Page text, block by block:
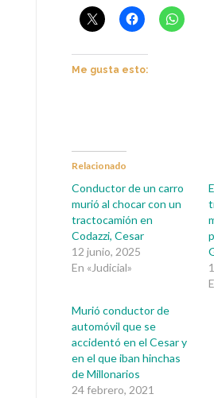
Me gusta esto:
Relacionado
Conductor de un carro
murió al chocar con un
tractocamión en
Codazzi, Cesar
12 junio, 2025
En «Judicial»
Murió conductor de
automóvil que se
accidentó en el Cesar y
en el que iban hinchas
de Millonarios
24 febrero, 2021